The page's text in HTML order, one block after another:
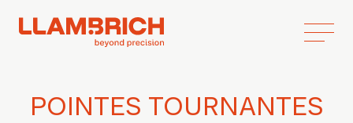
POINTES TOURNANTES